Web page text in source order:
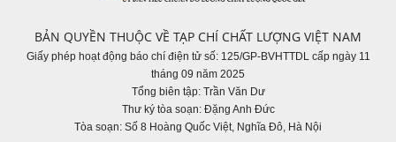
BẢN QUYỀN THUỘC VỀ TẠP CHÍ CHẤT LƯỢNG VIỆT NAM
Giấy phép hoạt động báo chí điện tử số: 125/GP-BVHTTDL cấp ngày 11
tháng 09 năm 2025
Tổng biên tập: Trần Văn Dư
Thư ký tòa soạn: Đặng Anh Đức
Tòa soạn: Số 8 Hoàng Quốc Việt, Nghĩa Đô, Hà Nội